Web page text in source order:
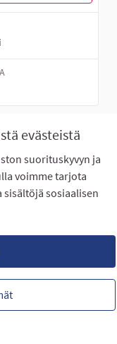
evästeistä
suorituskyvyn ja
voimme tarjota
sosiaalisen
kysymykset
datatiedostot
ohjelmiston